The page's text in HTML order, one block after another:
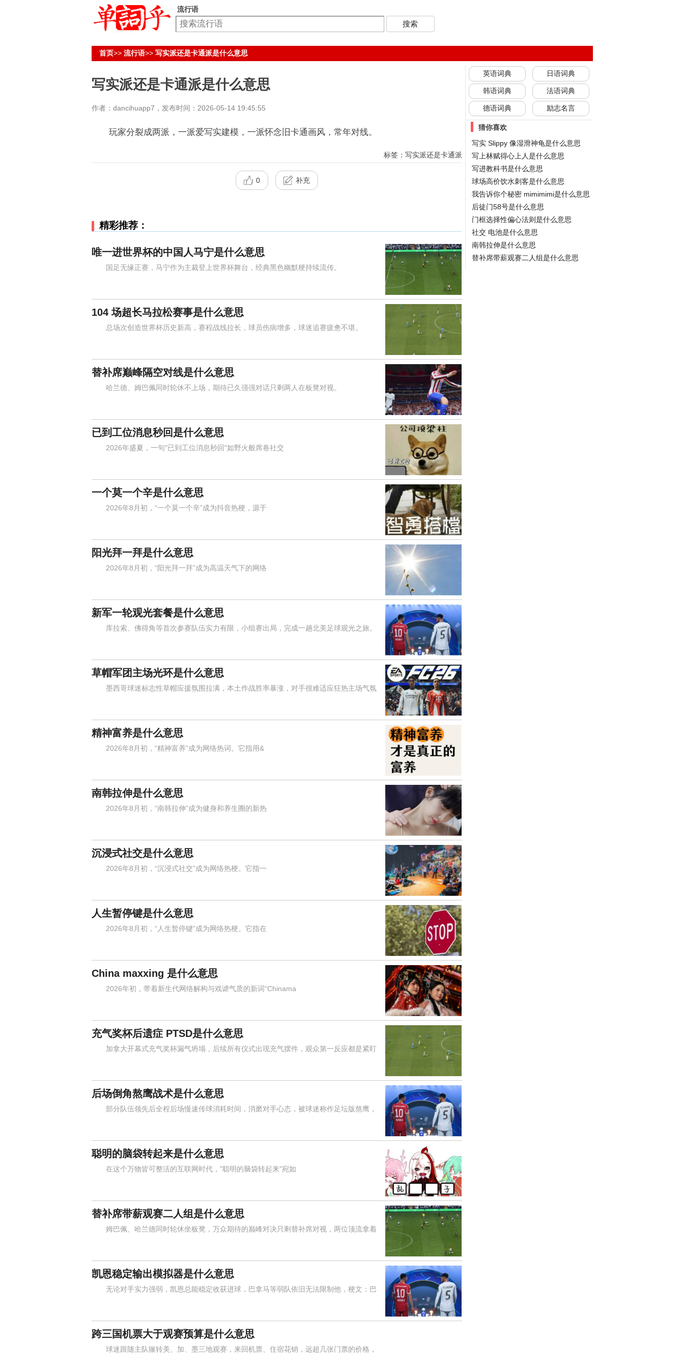
流行语
首页>> 流行语>> 写实派还是卡通派是什么意思
写实派还是卡通派是什么意思
作者：dancihuapp7，发布时间：2026-05-14 19:45:55
玩家分裂成两派，一派爱写实建模，一派怀念旧卡通画风，常年对线。
标签：写实派还是卡通派
0 补充
精彩推荐：
唯一进世界杯的中国人马宁是什么意思
国足无缘正赛，马宁作为主裁登上世界杯舞台，经典黑色幽默梗持续流传。
104 场超长马拉松赛事是什么意思
总场次创造世界杯历史新高，赛程战线拉长，球员伤病增多，球迷追赛疲惫不堪。
替补席巅峰隔空对线是什么意思
哈兰德、姆巴佩同时轮休不上场，期待已久强强对话只剩两人在板凳对视。
已到工位消息秒回是什么意思
2026年盛夏，一句"已到工位消息秒回"如野火般席卷社交
一个莫一个辛是什么意思
2026年8月初，“一个莫一个辛”成为抖音热梗，源于
阳光拜一拜是什么意思
2026年8月初，“阳光拜一拜”成为高温天气下的网络
新军一轮观光套餐是什么意思
库拉索、佛得角等首次参赛队伍实力有限，小组赛出局，完成一趟北美足球观光之旅。
草帽军团主场光环是什么意思
墨西哥球迷标志性草帽应援氛围拉满，本土作战胜率暴涨，对手很难适应狂热主场气氛
精神富养是什么意思
2026年8月初，“精神富养”成为网络热词。它指用&
南韩拉伸是什么意思
2026年8月初，“南韩拉伸”成为健身和养生圈的新热
沉浸式社交是什么意思
2026年8月初，“沉浸式社交”成为网络热梗。它指一
人生暂停键是什么意思
2026年8月初，“人生暂停键”成为网络热梗。它指在
China maxxing 是什么意思
2026年初，带着新生代网络解构与戏谑气质的新词“Chinama
充气奖杯后遗症 PTSD是什么意思
加拿大开幕式充气奖杯漏气坍塌，后续所有仪式出现充气摆件，观众第一反应都是紧盯
后场倒角熬鹰战术是什么意思
部分队伍领先后全程后场慢速传球消耗时间，消磨对手心态，被球迷称作足坛版熬鹰，
聪明的脑袋转起来是什么意思
在这个万物皆可整活的互联网时代，"聪明的脑袋转起来"宛如
替补席带薪观赛二人组是什么意思
姆巴佩、哈兰德同时轮休坐板凳，万众期待的巅峰对决只剩替补席对视，两位顶流拿着
凯恩稳定输出模拟器是什么意思
无论对手实力强弱，凯恩总能稳定收获进球，巴拿马等弱队依旧无法限制他，梗文：巴
跨三国机票大于观赛预算是什么意思
球迷跟随主队辗转美、加、墨三地观赛，来回机票、住宿花销，远超几张门票的价格，
英语词典 日语词典
韩语词典 法语词典
德语词典 励志名言
猜你喜欢
写实 Slippy 像湿滑神龟是什么意思
写上林赋得心上人是什么意思
写进教科书是什么意思
球场高价饮水刺客是什么意思
我告诉你个秘密 mimimimi是什么意思
后徒门58号是什么意思
门框选择性偏心法则是什么意思
社交 电池是什么意思
南韩拉伸是什么意思
替补席带薪观赛二人组是什么意思